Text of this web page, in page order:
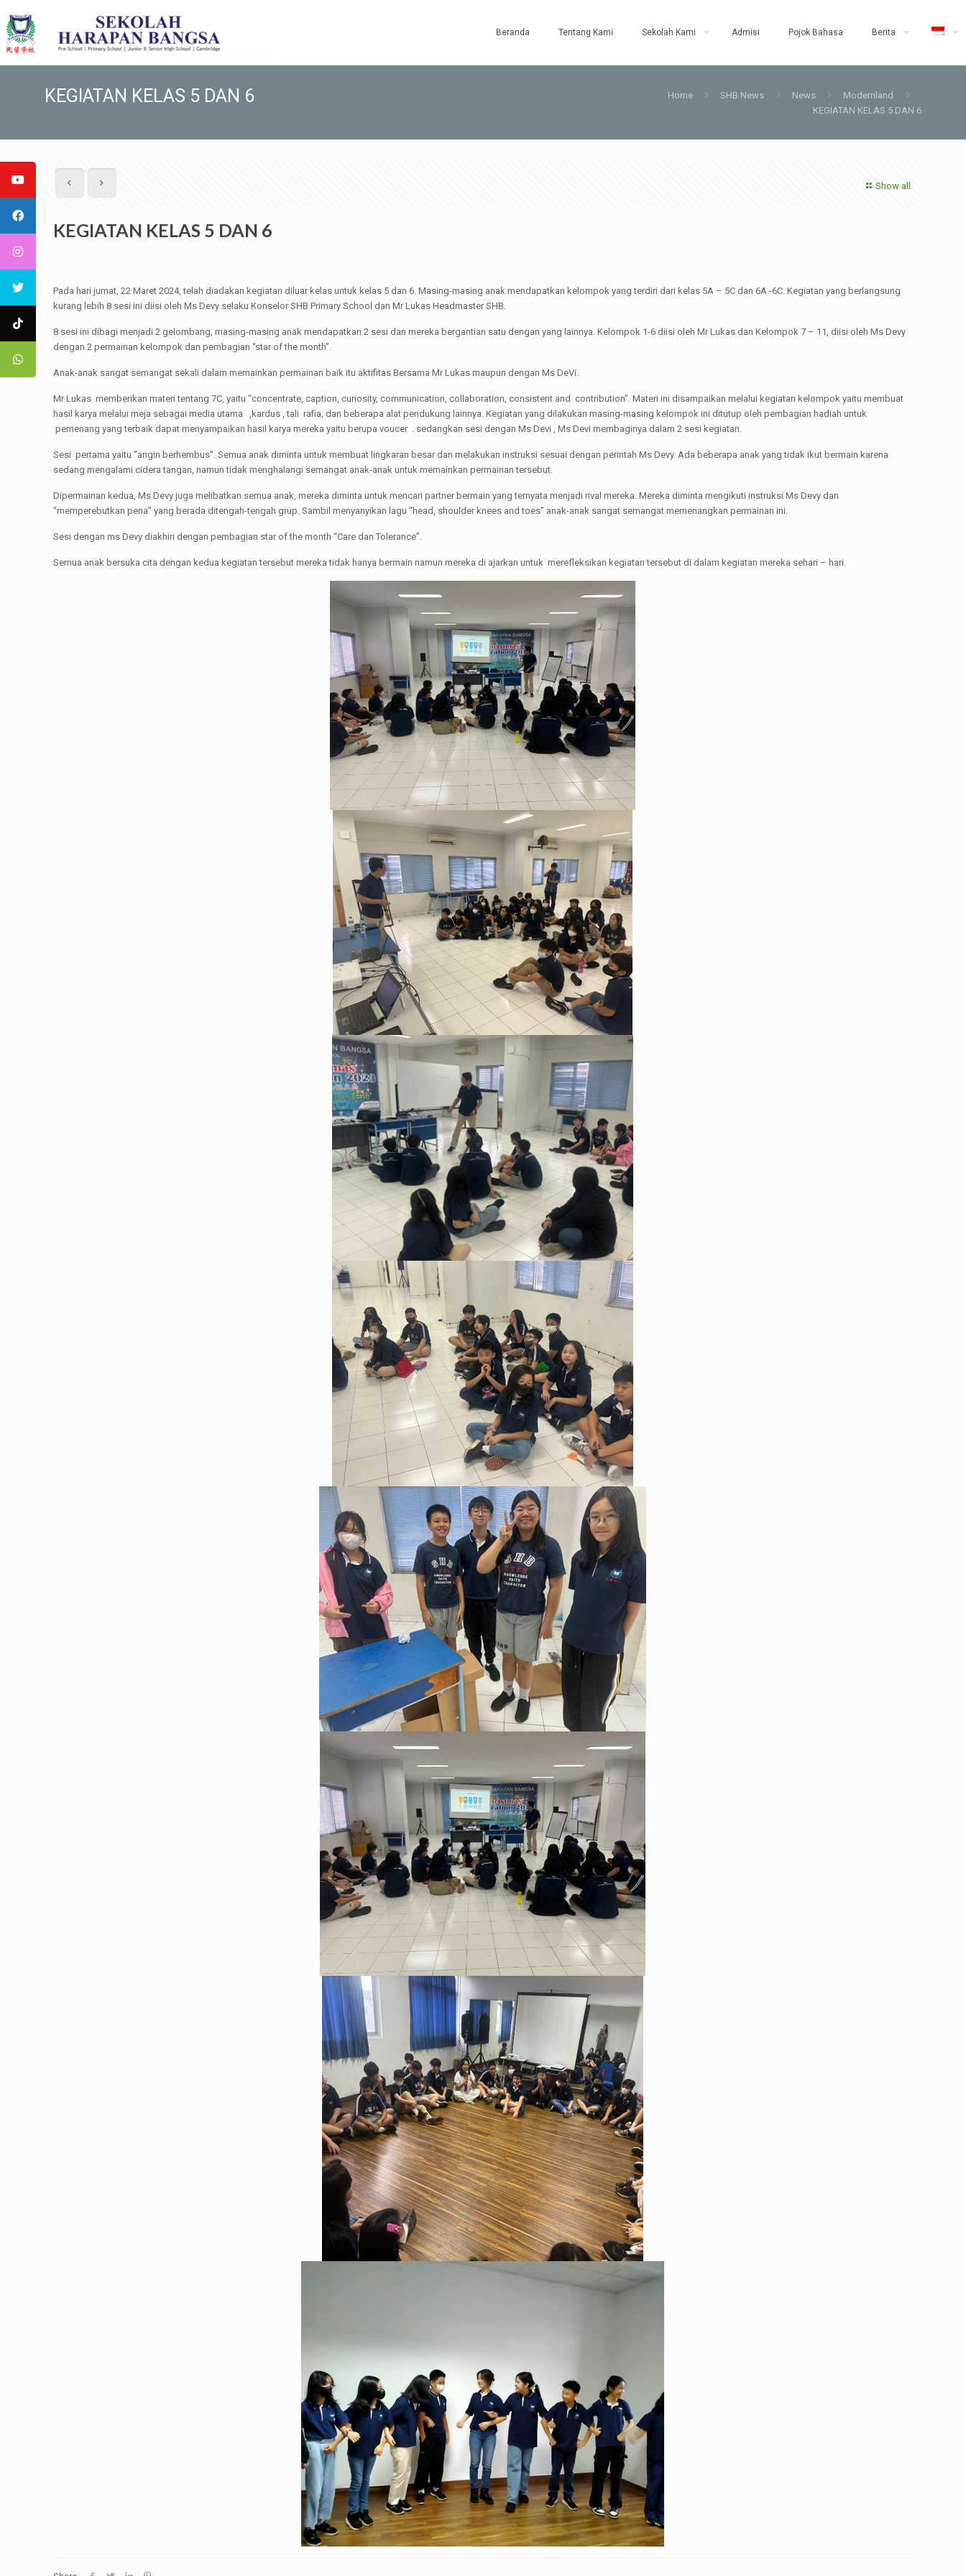
Beranda Tentang Kami Sekolah Kami Admisi Pojok Bahasa Berita
KEGIATAN KELAS 5 DAN 6 Home SHB News News
Modernland
KEGIATAN KELAS 5 DAN 6
Show all
KEGIATAN KELAS 5 DAN 6
Pada hari jumat, 22 Maret 2024, telah diadakan kegiatan diluar kelas untuk kelas 5 dan 6. Masing-masing anak mendapatkan kelompok yang terdiri dari kelas 5A – 5C dan 6A -6C. Kegiatan yang berlangsung
kurang lebih 8 sesi ini diisi oleh Ms Devy selaku Konselor SHB Primary School dan Mr Lukas Headmaster SHB.
8 sesi ini dibagi menjadi 2 gelombang, masing-masing anak mendapatkan 2 sesi dan mereka bergantian satu dengan yang lainnya. Kelompok 1-6 diisi oleh Mr Lukas dan Kelompok 7 – 11, diisi oleh Ms Devy
dengan 2 permainan kelompok dan pembagian “star of the month”.
Anak-anak sangat semangat sekali dalam memainkan permainan baik itu aktifitas Bersama Mr Lukas maupun dengan Ms DeVi.
Mr Lukas memberikan materi tentang 7C, yaitu “concentrate, caption, curiosity, communication, collaboration, consistent and contribution”. Materi ini disampaikan melalui kegiatan kelompok yaitu membuat
hasil karya melalui meja sebagai media utama ,kardus , tali rafia, dan beberapa alat pendukung lainnya. Kegiatan yang dilakukan masing-masing kelompok ini ditutup oleh pembagian hadiah untuk
pemenang yang terbaik dapat menyampaikan hasil karya mereka yaitu berupa voucer . sedangkan sesi dengan Ms Devi , Ms Devi membaginya dalam 2 sesi kegiatan.
Sesi pertama yaitu “angin berhembus”. Semua anak diminta untuk membuat lingkaran besar dan melakukan instruksi sesuai dengan perintah Ms Devy. Ada beberapa anak yang tidak ikut bermain karena
sedang mengalami cidera tangan, namun tidak menghalangi semangat anak-anak untuk memainkan permainan tersebut.
Dipermainan kedua, Ms Devy juga melibatkan semua anak, mereka diminta untuk mencari partner bermain yang ternyata menjadi rival mereka. Mereka diminta mengikuti instruksi Ms Devy dan
“memperebutkan pena” yang berada ditengah-tengah grup. Sambil menyanyikan lagu “head, shoulder knees and toes” anak-anak sangat semangat memenangkan permainan ini.
Sesi dengan ms Devy diakhiri dengan pembagian star of the month “Care dan Tolerance”.
Semua anak bersuka cita dengan kedua kegiatan tersebut mereka tidak hanya bermain namun mereka di ajarkan untuk merefleksikan kegiatan tersebut di dalam kegiatan mereka sehari – hari.